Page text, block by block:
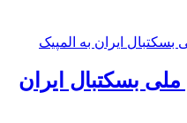
ملی بسکتبال ایران